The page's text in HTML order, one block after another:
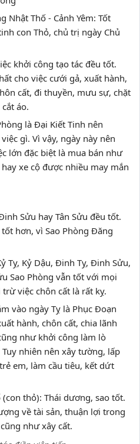
Nhật Thố - Cảnh Yêm: Tốt
con Thỏ, chủ trị ngày Chủ
khởi công tạo tác đều tốt.
cho việc cưới gả, xuất hành,
cất, đi thuyền, mưu sự, chặt
áo.
là Đại Kiết Tinh nên
gì. Vì vậy, ngày này nên
lớn đặc biệt là mua bán như
xe cộ được nhiều may mắn
Sửu hay Tân Sửu đều tốt.
hơn, vì Sao Phòng Đăng
Tỵ, Kỷ Dậu, Đinh Tỵ, Đinh Sửu,
Sao Phòng vẫn tốt với mọi
việc chôn cất là rất kỵ.
vào ngày Tỵ là Phục Đoạn
hành, chôn cất, chia lãnh
như khởi công làm lò
nhiên nên xây tường, lấp
em, làm cầu tiêu, kết dứt
(con thỏ): Thái dương, sao tốt.
về tài sản, thuận lợi trong
như xây cất.